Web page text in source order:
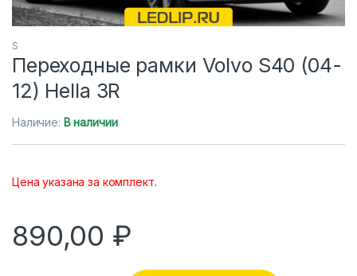
S
Переходные рамки Volvo S40 (04-
12) Hella 3R
Наличие: В наличии
Цена указана за комплект.
890,00 ₽